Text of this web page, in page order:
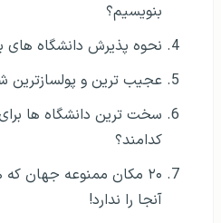
بنویسیم؟
نحوه پذیرش دانشگاه های
عجیب ترین و
سخت ترین دانشگاه ها
کدامند؟
۲۰ مکان ممنوعه جهان
آنجا را ندارد!